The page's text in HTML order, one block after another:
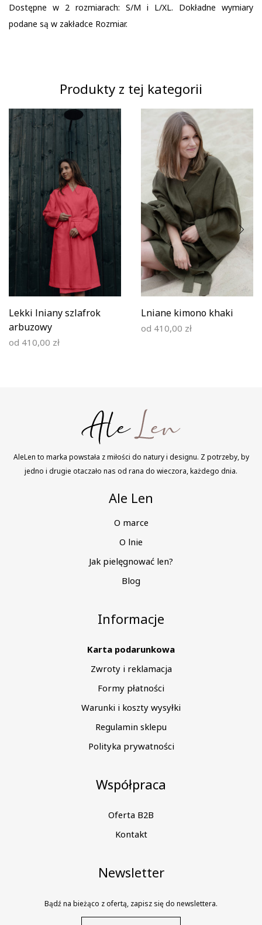
Dostępne w 2 rozmiarach: S/M i L/XL. Dokładne wymiary
podane są w zakładce Rozmiar.
Produkty z tej kategorii
Lekki lniany szlafrok
arbuzowy
od 410,00 zł
Lniane kimono khaki
od 410,00 zł
AleLen to marka powstała z miłości do natury i designu. Z potrzeby, by
jedno i drugie otaczało nas od rana do wieczora, każdego dnia.
Ale Len
O marce
O lnie
Jak pielęgnować len?
Blog
Informacje
Karta podarunkowa
Zwroty i reklamacja
Formy płatności
Warunki i koszty wysyłki
Regulamin sklepu
Polityka prywatności
Współpraca
Oferta B2B
Kontakt
Newsletter
Bądź na bieżąco z ofertą, zapisz się do newslettera.